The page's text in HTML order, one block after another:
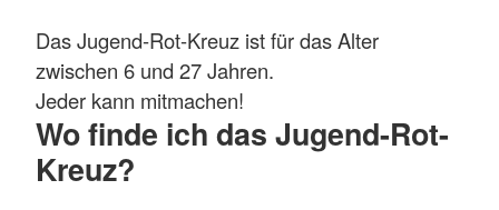
Das Jugend-Rot-Kreuz ist für das Alter
zwischen 6 und 27 Jahren.
Jeder kann mitmachen!
Wo finde ich das Jugend-Rot-
Kreuz?